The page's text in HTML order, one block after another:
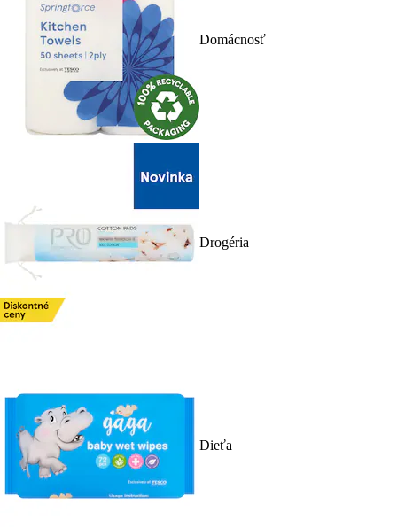
Domácnosť
Drogéria
Dieťa